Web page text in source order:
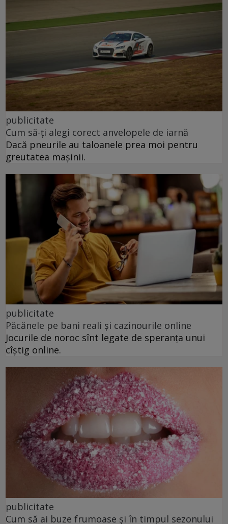
publicitate
Cum să-ți alegi corect anvelopele de iarnă
Dacă pneurile au taloanele prea moi pentru
greutatea mașinii.
publicitate
Păcănele pe bani reali și cazinourile online
Jocurile de noroc sînt legate de speranța unui
cîștig online.
publicitate
Cum să ai buze frumoase şi în timpul sezonului